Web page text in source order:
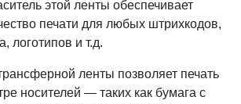
этой ленты обеспечивает
печати для любых штрихкодов,
логотипов и т.д.
ленты позволяет печать
носителей — таких как бумага с